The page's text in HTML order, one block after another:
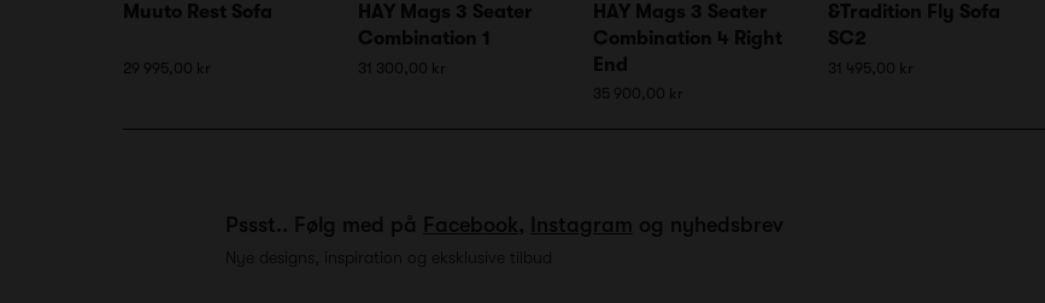
Muuto Rest Sofa
29 995,00 kr
HAY Mags 3 Seater
Combination 1
31 300,00 kr
HAY Mags 3 Seater
Combination 4 Right
End
35 900,00 kr
&Tradition Fly Sofa
SC2
31 495,00 kr
Pssst.. Følg med på Facebook, Instagram og nyhedsbrev
Nye designs, inspiration og eksklusive tilbud